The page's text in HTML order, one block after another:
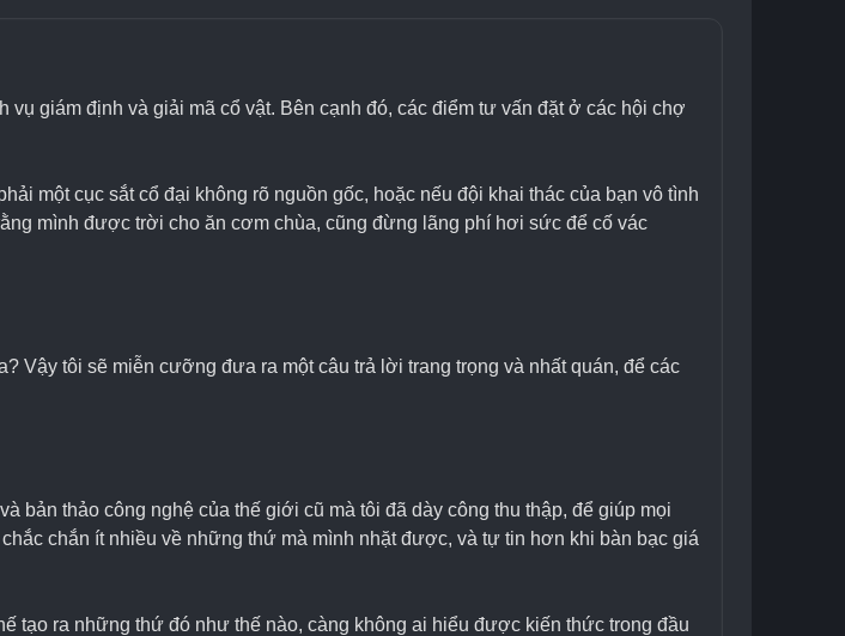
giám định và giải mã cổ vật. Bên cạnh đó, các điểm tư vấn đặt ở các hội chợ
một cục sắt cổ đại không rõ nguồn gốc, hoặc nếu đội khai thác của bạn vô tình
mình được trời cho ăn cơm chùa, cũng đừng lãng phí hơi sức để cố vác
Vậy tôi sẽ miễn cưỡng đưa ra một câu trả lời trang trọng và nhất quán, để các
bản thảo công nghệ của thế giới cũ mà tôi đã dày công thu thập, để giúp mọi
chắn ít nhiều về những thứ mà mình nhặt được, và tự tin hơn khi bàn bạc giá
tạo ra những thứ đó như thế nào, càng không ai hiểu được kiến thức trong đầu